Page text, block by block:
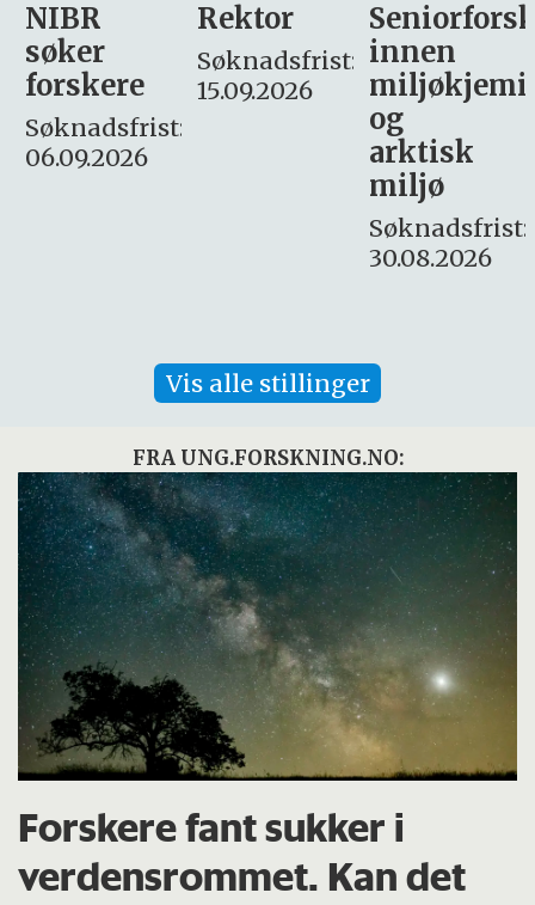
Rektor
Søknadsfrist:
15.09.2026
Seniorforsker
innen
miljøkjemi
søker
– fast
Søknadsfrist:
16. august.
Vis alle stillinger
FRA UNG.FORSKNING.NO:
Forskere fant sukker i
verdensrommet. Kan det